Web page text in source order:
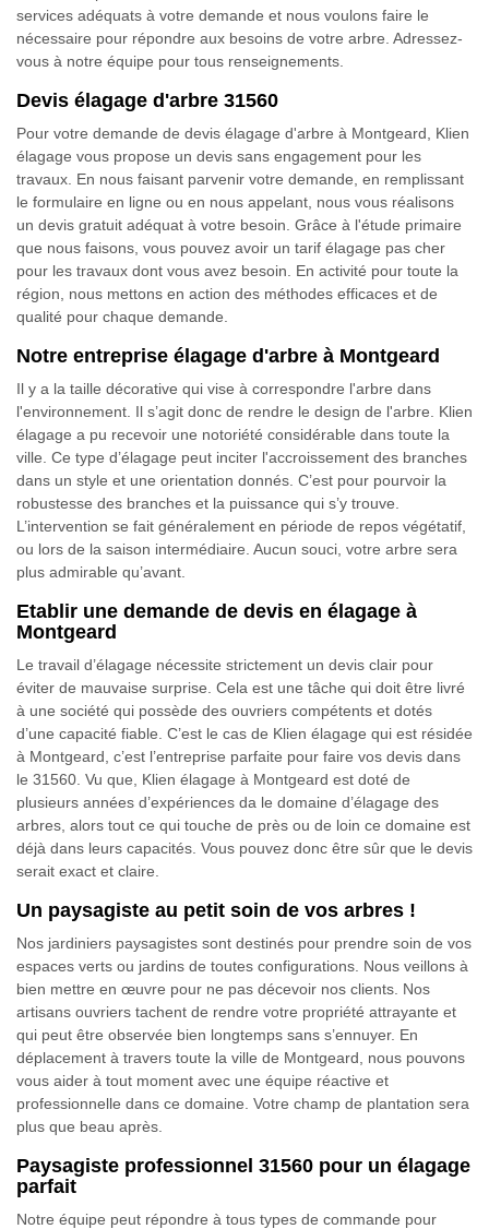
services adéquats à votre demande et nous voulons faire le
nécessaire pour répondre aux besoins de votre arbre. Adressez-
vous à notre équipe pour tous renseignements.
Devis élagage d'arbre 31560
Pour votre demande de devis élagage d'arbre à Montgeard, Klien
élagage vous propose un devis sans engagement pour les
travaux. En nous faisant parvenir votre demande, en remplissant
le formulaire en ligne ou en nous appelant, nous vous réalisons
un devis gratuit adéquat à votre besoin. Grâce à l'étude primaire
que nous faisons, vous pouvez avoir un tarif élagage pas cher
pour les travaux dont vous avez besoin. En activité pour toute la
région, nous mettons en action des méthodes efficaces et de
qualité pour chaque demande.
Notre entreprise élagage d'arbre à Montgeard
Il y a la taille décorative qui vise à correspondre l'arbre dans
l'environnement. Il s’agit donc de rendre le design de l'arbre. Klien
élagage a pu recevoir une notoriété considérable dans toute la
ville. Ce type d’élagage peut inciter l'accroissement des branches
dans un style et une orientation donnés. C’est pour pourvoir la
robustesse des branches et la puissance qui s’y trouve.
L’intervention se fait généralement en période de repos végétatif,
ou lors de la saison intermédiaire. Aucun souci, votre arbre sera
plus admirable qu’avant.
Etablir une demande de devis en élagage à
Montgeard
Le travail d’élagage nécessite strictement un devis clair pour
éviter de mauvaise surprise. Cela est une tâche qui doit être livré
à une société qui possède des ouvriers compétents et dotés
d’une capacité fiable. C’est le cas de Klien élagage qui est résidée
à Montgeard, c’est l’entreprise parfaite pour faire vos devis dans
le 31560. Vu que, Klien élagage à Montgeard est doté de
plusieurs années d’expériences da le domaine d’élagage des
arbres, alors tout ce qui touche de près ou de loin ce domaine est
déjà dans leurs capacités. Vous pouvez donc être sûr que le devis
serait exact et claire.
Un paysagiste au petit soin de vos arbres !
Nos jardiniers paysagistes sont destinés pour prendre soin de vos
espaces verts ou jardins de toutes configurations. Nous veillons à
bien mettre en œuvre pour ne pas décevoir nos clients. Nos
artisans ouvriers tachent de rendre votre propriété attrayante et
qui peut être observée bien longtemps sans s’ennuyer. En
déplacement à travers toute la ville de Montgeard, nous pouvons
vous aider à tout moment avec une équipe réactive et
professionnelle dans ce domaine. Votre champ de plantation sera
plus que beau après.
Paysagiste professionnel 31560 pour un élagage
parfait
Notre équipe peut répondre à tous types de commande pour